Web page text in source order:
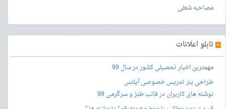
مصاحبه شغلی
» تابلو اعلانات
مهمترین اخبار تحصیلی کشور در سال 99
طراحی بنرتدریس خصوصی آیلتس
نوشته های کاربران در قالب طنز و سرگرمی 99